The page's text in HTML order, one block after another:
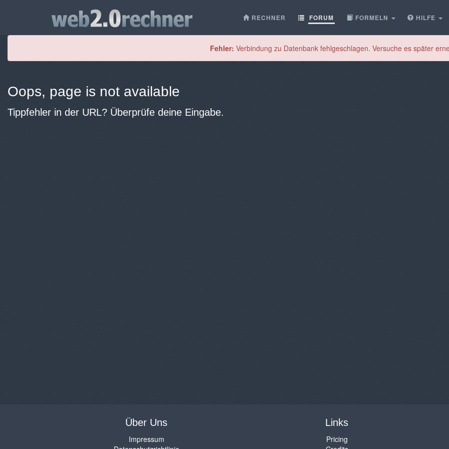
RECHNER FORUM FORMELN HILFE
Fehler: Verbindung zu Datenbank fehlgeschlagen. Versuche es später
Oops, page is not available
Tippfehler in der URL? Überprüfe deine Eingabe.
Über Uns
Impressum
Links
Pricing